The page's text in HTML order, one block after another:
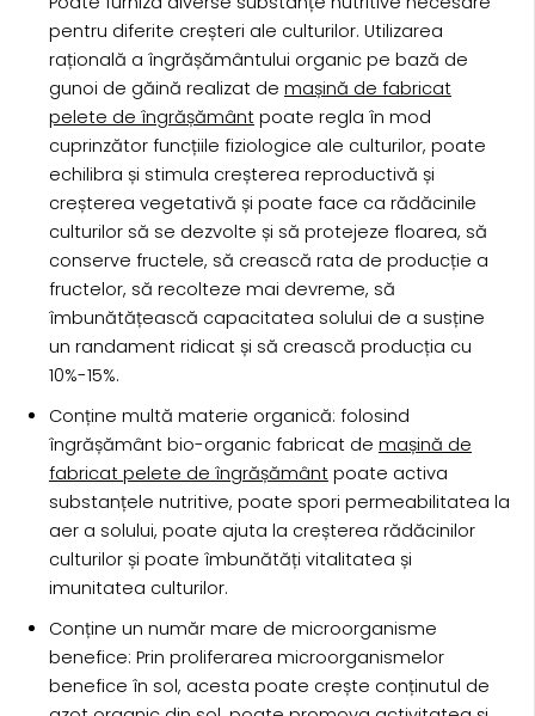
pentru diferite creșteri ale culturilor. Utilizarea
rațională a îngrășământului organic pe bază de
gunoi de găină realizat de mașină de fabricat
pelete de îngrășământ poate regla în mod
cuprinzător funcțiile fiziologice ale culturilor, poate
echilibra și stimula creșterea reproductivă și
creșterea vegetativă și poate face ca rădăcinile
culturilor să se dezvolte și să protejeze floarea, să
conserve fructele, să crească rata de producție a
fructelor, să recolteze mai devreme, să
îmbunătățească capacitatea solului de a susține
un randament ridicat și să crească producția cu
10%-15%.
Conține multă materie organică: folosind
îngrășământ bio-organic fabricat de mașină de
fabricat pelete de îngrășământ poate activa
substanțele nutritive, poate spori permeabilitatea la
aer a solului, poate ajuta la creșterea rădăcinilor
culturilor și poate îmbunătăți vitalitatea și
imunitatea culturilor.
Conține un număr mare de microorganisme
benefice: Prin proliferarea microorganismelor
benefice în sol, acesta poate crește conținutul de